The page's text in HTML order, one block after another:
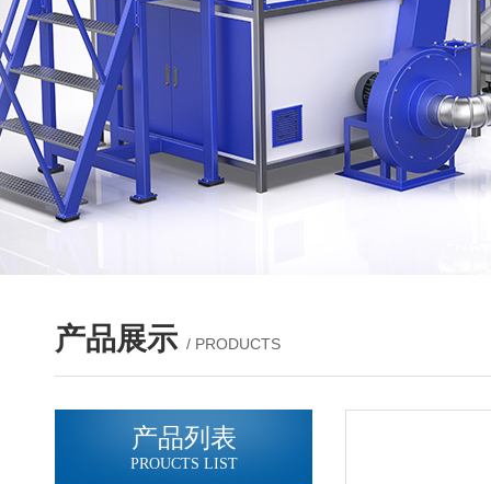
产品展示 / PRODUCTS
产品列表
PROUCTS LIST